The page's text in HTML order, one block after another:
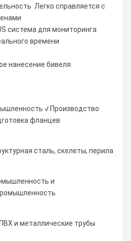
Легко справляется с
система для мониторинга
времени
нанесение бивеля
√ Производство
фланцев
сталь, скелеты, перила
и
и металлические трубы